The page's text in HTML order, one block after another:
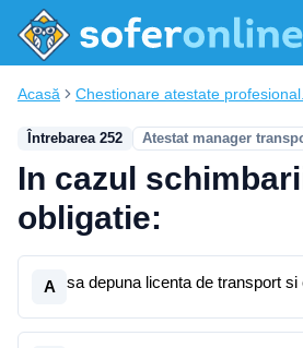
Acasă Chestionare atestate
Întrebarea 252 Atestat manager
In cazul
obligatie:
A sa depuna licenta de transport